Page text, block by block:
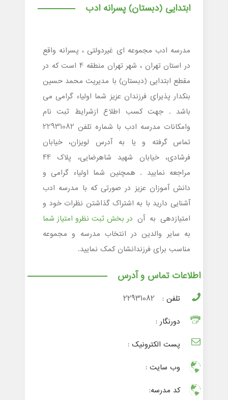
ابتدایی (دبستان) پسرانه ادب
مدرسه ادب مجموعه ای غیردولتی ، پسرانه واقع
در استان تهران ، شهر تهران منطقه 4 است که در
مقطع ابتدایی (دبستان) با مدیریت محمد حسین
بنکدار پذیرای فرزندان عزیز شما اولیاء گرامی می
باشد . جهت کسب اطلاع ازشرایط ثبت نام
وامکانات مدرسه ادب با شماره تلفن 22931082
تماس گرفته و یا به آدرس لویزان، خیابان
فرشادی، خیابان شهید شاهرضایی، پلاک 44
مراجعه نمایید . همچنین شما اولیاء گرامی و
دانش آموزان عزیز در صورتی که با مدرسه ادب
آشنایی دارید با به اشتراک گذاشتن نظرات خود و
امتیازدهی به آن در بخش ثبت نظرو امتیاز شما
به سایر والدین در انتخاب مدرسه و مجموعه
مناسب برای فرزندانشان کمک نمایید.
اطلاعات تماس و آدرس
تلفن :
22931082
دورنگار :
پست الکترونیک :
وب سایت :
کد مدرسه: